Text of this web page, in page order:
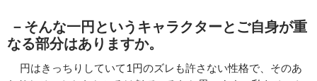
－そんな一円というキャラクターとご自身が重
なる部分はありますか。
円はきっちりしていて1円のズレも許さない性格で、そのあ